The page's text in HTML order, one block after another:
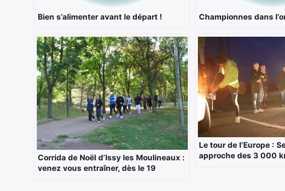
Bien s’alimenter avant le départ ! Championnes dans
Corrida de Noël d’Issy les Moulineaux :
venez vous entraîner, dès le 19
Le tour de l’Europe :
approche des 3 000